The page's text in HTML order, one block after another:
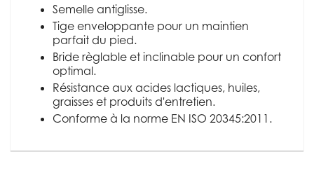
Semelle antiglisse.
Tige enveloppante pour un maintien
parfait du pied.
Bride règlable et inclinable pour un confort
optimal.
Résistance aux acides lactiques, huiles,
graisses et produits d'entretien.
Conforme à la norme EN ISO 20345:2011.